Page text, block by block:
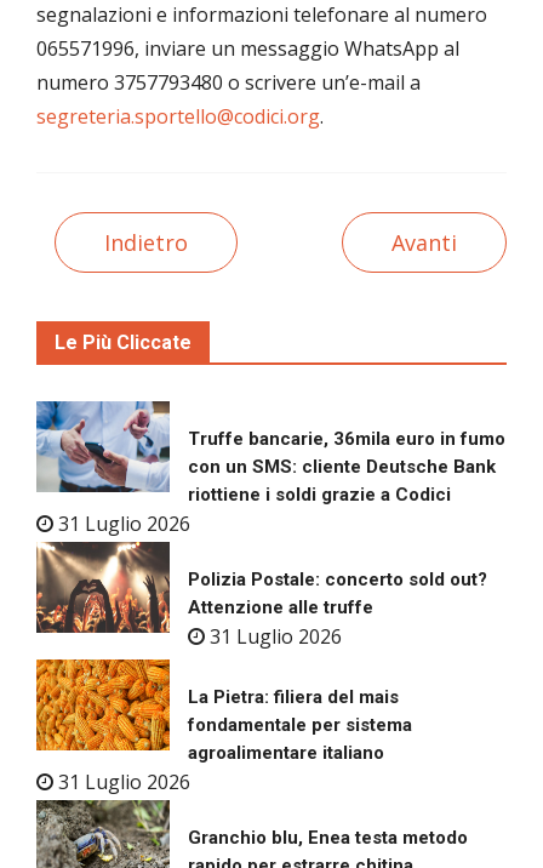
segnalazioni e informazioni telefonare al numero
065571996, inviare un messaggio WhatsApp al
numero 3757793480 o scrivere un’e-mail a
segreteria.sportello@codici.org.
Indietro Avanti
Le Più Cliccate
Truffe bancarie, 36mila euro in fumo
con un SMS: cliente Deutsche Bank
riottiene i soldi grazie a Codici
31 Luglio 2026
Polizia Postale: concerto sold out?
Attenzione alle truffe
31 Luglio 2026
La Pietra: filiera del mais
fondamentale per sistema
agroalimentare italiano
31 Luglio 2026
Granchio blu, Enea testa metodo